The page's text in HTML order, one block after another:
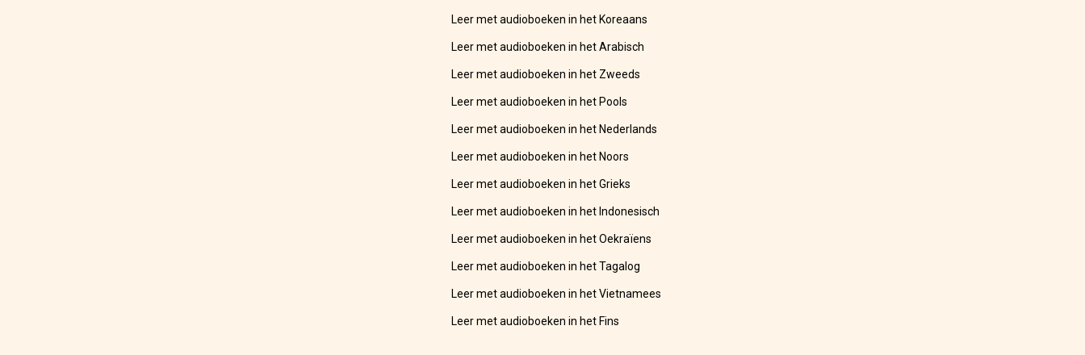
Leer met audioboeken in het Koreaans
Leer met audioboeken in het Arabisch
Leer met audioboeken in het Zweeds
Leer met audioboeken in het Pools
Leer met audioboeken in het Nederlands
Leer met audioboeken in het Noors
Leer met audioboeken in het Grieks
Leer met audioboeken in het Indonesisch
Leer met audioboeken in het Oekraïens
Leer met audioboeken in het Tagalog
Leer met audioboeken in het Vietnamees
Leer met audioboeken in het Fins